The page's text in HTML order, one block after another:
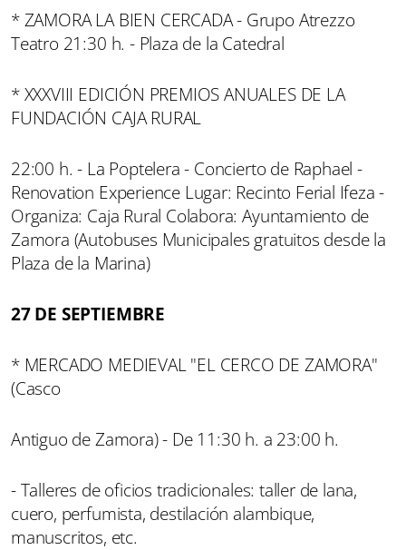
* ZAMORA LA BIEN CERCADA - Grupo Atrezzo
Teatro 21:30 h. - Plaza de la Catedral
* XXXVIII EDICIÓN PREMIOS ANUALES DE LA
FUNDACIÓN CAJA RURAL
22:00 h. - La Poptelera - Concierto de Raphael -
Renovation Experience Lugar: Recinto Ferial Ifeza -
Organiza: Caja Rural Colabora: Ayuntamiento de
Zamora (Autobuses Municipales gratuitos desde la
Plaza de la Marina)
27 DE SEPTIEMBRE
* MERCADO MEDIEVAL "EL CERCO DE ZAMORA"
(Casco
Antiguo de Zamora) - De 11:30 h. a 23:00 h.
- Talleres de oficios tradicionales: taller de lana,
cuero, perfumista, destilación alambique,
manuscritos, etc.